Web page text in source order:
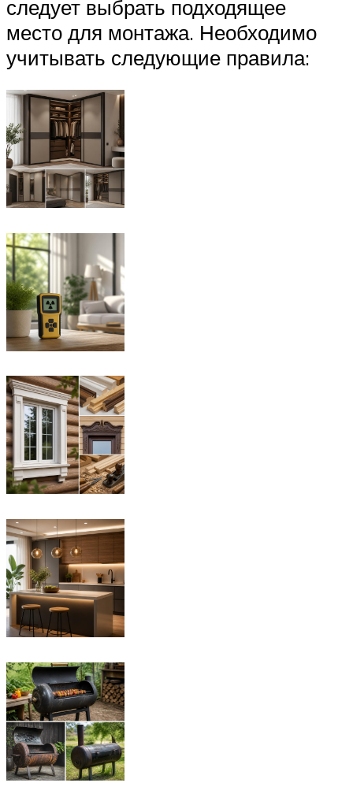
следует выбрать подходящее
место для монтажа. Необходимо
учитывать следующие правила: